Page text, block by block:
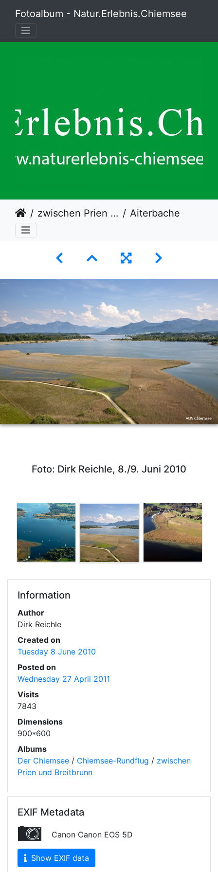
Fotoalbum - Natur.Erlebnis.Chiemsee
zwischen Prien und Breitbrunn Aiterbacher Winkel
Foto: Dirk Reichle, 8./9. Juni 2010
Information
Author
Dirk Reichle
Created on
Tuesday 8 June 2010
Posted on
Wednesday 27 April 2011
Visits
7843
Dimensions
900*600
Albums
Der Chiemsee / Chiemsee-Rundflug / zwischen
Prien und Breitbrunn
EXIF Metadata
Canon Canon EOS 5D
Show EXIF data